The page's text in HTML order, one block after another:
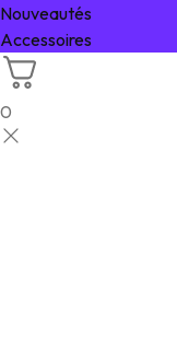
Nouveautés
Accessoires
0